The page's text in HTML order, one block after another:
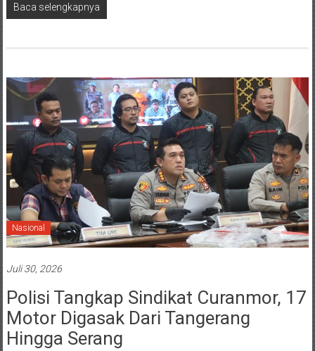
Baca selengkapnya
Nasional
Juli 30, 2026
Polisi Tangkap Sindikat Curanmor, 17
Motor Digasak Dari Tangerang
Hingga Serang